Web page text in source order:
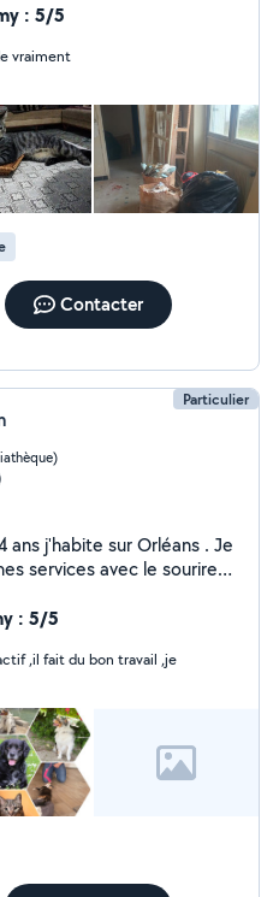
: 5/5
vraiment
Contacter
Particulier
sur Orléans . Je
services avec le sourire
d'animaux,
mêmes
: 5/5
,il fait du bon travail ,je